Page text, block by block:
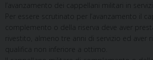
l’avanzamento dei cappellani militari in
Per essere scrutinato per l’avanzamento il
complemento o della riserva deve aver
rivestito, almeno tre anni di servizio ed aver
qualifica non inferiore a ottimo.